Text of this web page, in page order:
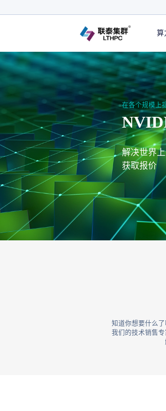
算
在各个规模上
解决世界
获取报价
知道你想要什么了
我们的技术销售